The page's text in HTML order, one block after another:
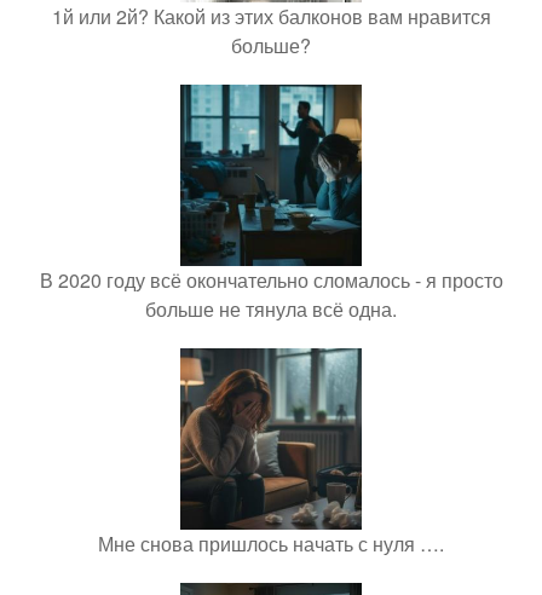
1й или 2й? Какой из этих балконов вам нравится
больше?
В 2020 году всё окончательно сломалось - я просто
больше не тянула всё одна.
Мне снова пришлось начать с нуля ….